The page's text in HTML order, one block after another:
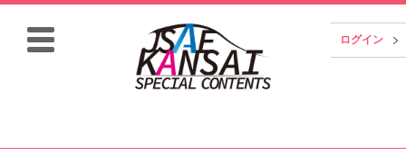
ログイン